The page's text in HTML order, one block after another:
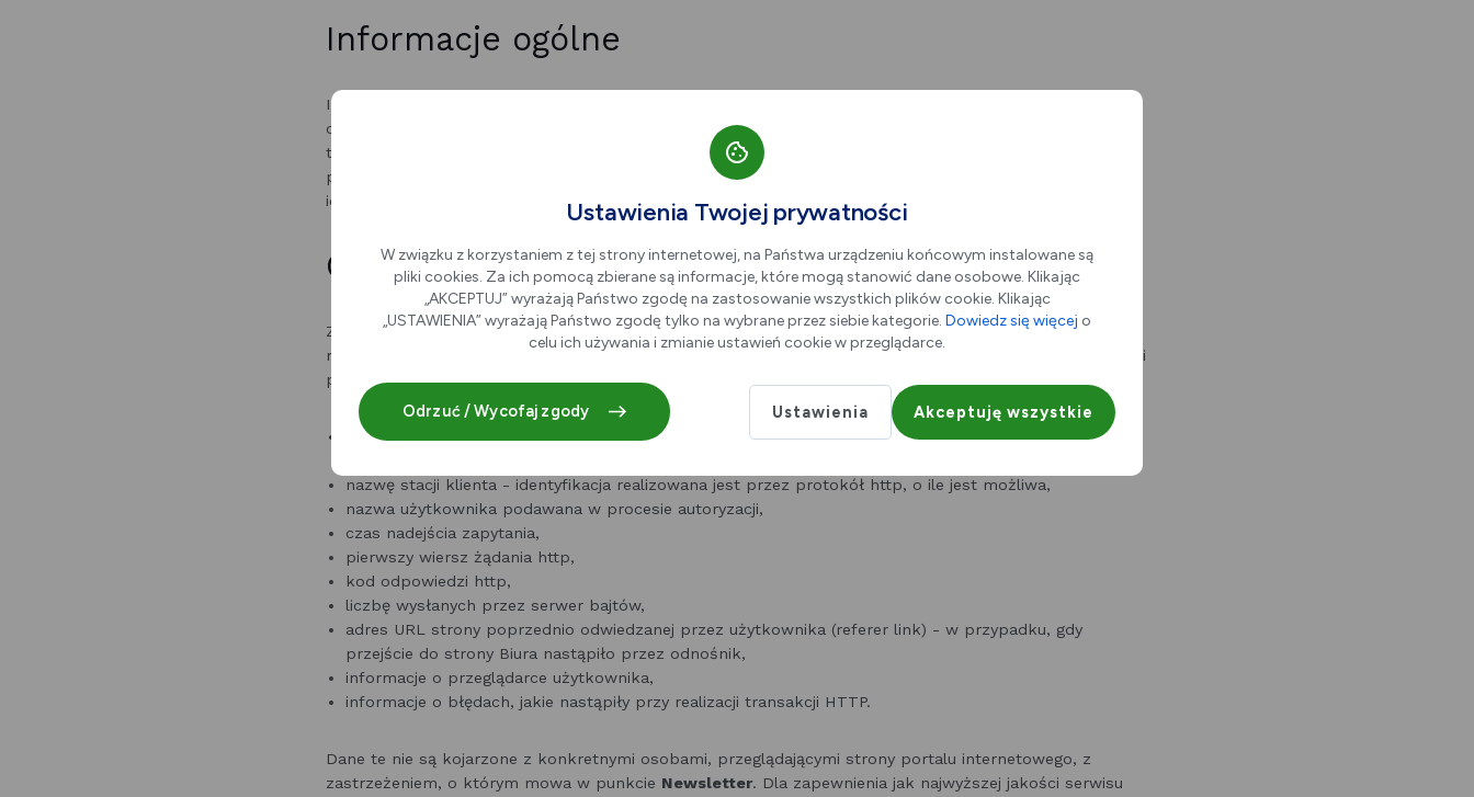
Informacje ogólne
Informujemy, że przywiązujemy szczególną wagę do poszanowania prywatności użytkowników,
odwiedzających nasz portal internetowy. Gromadzone w dziennikach logów dane są wykorzystywane
tylko i wyłącznie do celów administrowania portalem internetowym, z zastrzeżeniem, o którym mowa w
punkcie
. Nie zabiegamy o identyfikację użytkowników portalu internetowego. Żadne dane
identyfikacyjne, do żadnych celów, nie są przekazywane do jakiejkolwiek trzeciej strony.
Gromadzenie danych
Zgodnie z przyjętą praktyką większości serwisów WWW przechowujemy zapytania HTTP, kierowane do
naszego serwera. Przeglądane zasoby identyfikowane są poprzez adresy URL. Dokładny wykaz informacji
przechowywanych w plikach logów serwera WWW jest następujący:
publiczny adres IP komputera, z którego nadeszło zapytanie (może to być bezpośrednio komputer
nazwę stacji klienta - identyfikacja realizowana jest przez protokół http, o ile jest możliwa,
nazwa użytkownika podawana w procesie autoryzacji,
czas nadejścia zapytania,
pierwszy wiersz żądania http,
kod odpowiedzi http,
liczbę wysłanych przez serwer bajtów,
adres URL strony poprzednio odwiedzanej przez użytkownika (referer link) - w przypadku, gdy
przejście do strony Biura nastąpiło przez odnośnik,
informacje o przeglądarce użytkownika,
informacje o błędach, jakie nastąpiły przy realizacji transakcji HTTP.
Dane te nie są kojarzone z konkretnymi osobami, przeglądającymi strony portalu internetowego, z
zastrzeżeniem, o którym mowa w punkcie Newsletter. Dla zapewnienia jak najwyższej jakości serwisu
Ustawienia Twojej prywatności
W związku z korzystaniem z tej strony internetowej, na Państwa urządzeniu końcowym instalowane są
pliki cookies. Za ich pomocą zbierane są informacje, które mogą stanowić dane osobowe. Klikając
„AKCEPTUJ” wyrażają Państwo zgodę na zastosowanie wszystkich plików cookie. Klikając
„USTAWIENIA” wyrażają Państwo zgodę tylko na wybrane przez siebie kategorie. Dowiedz się więcej o
celu ich używania i zmianie ustawień cookie w przeglądarce.
Odrzuć / Wycofaj zgody Ustawienia Akceptuję wszystkie